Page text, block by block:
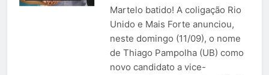
Martelo batido! A coligação Rio
Unido e Mais Forte anunciou,
neste domingo (11/09), o nome
de Thiago Pampolha (UB) como
novo candidato a vice-